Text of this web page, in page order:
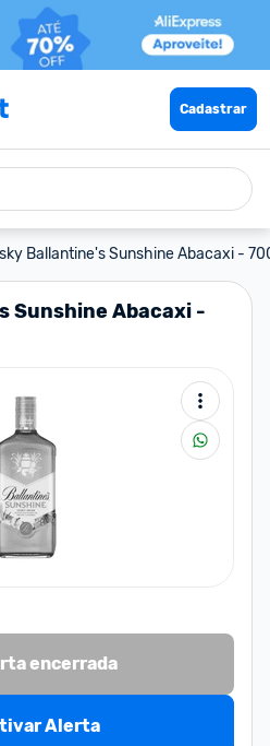
Cadastrar
Ballantine's Sunshine Abacaxi -
Sunshine Abacaxi -
encerrada
Alerta